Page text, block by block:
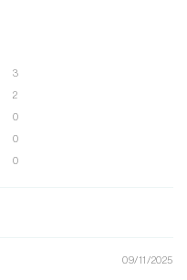
de vaatwasser vermijden,
dat je de messen
vlekken te voorkomen.
slijpen met een slijpsteen of
3
2
0
0
0
09/11/2025